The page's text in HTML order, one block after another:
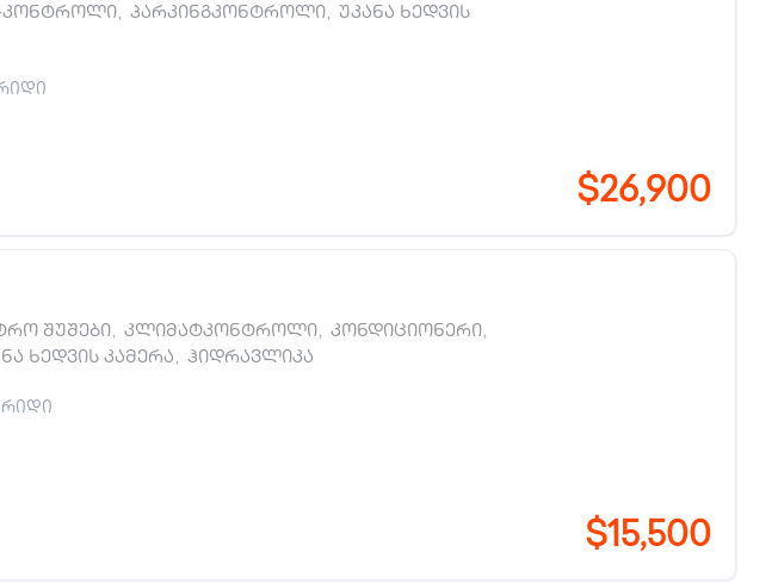
კონტროლი, პარკინგკონტროლი, უკანა ხედვის
$26,900
შუშები, კლიმატკონტროლი, კონდიციონერი,
ხედვის კამერა, ჰიდრავლიკა
$15,500